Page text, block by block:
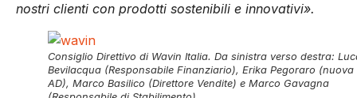
nostri clienti con prodotti sostenibili e innovativi».
Consiglio Direttivo di Wavin Italia. Da sinistra verso destra:
Bevilacqua (Responsabile Finanziario), Erika Pegoraro (nuova
AD), Marco Basilico (Direttore Vendite) e Marco Gavagna